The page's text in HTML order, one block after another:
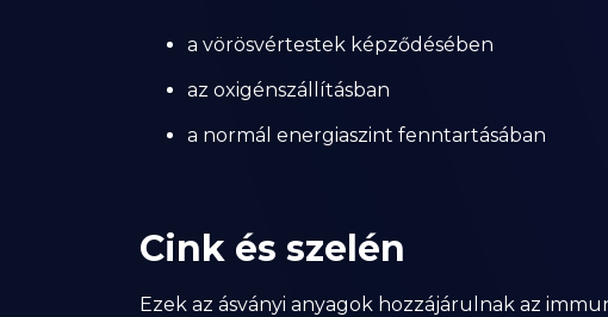
a vörösvértestek képződésében
az oxigénszállításban
a normál energiaszint fenntartásában
Cink és szelén
Ezek az ásványi anyagok hozzájárulnak az